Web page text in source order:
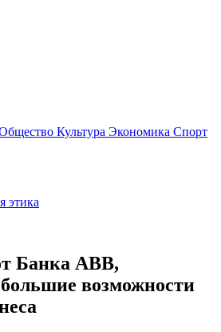
Культура Экономика Спорт
этика
Банка ABB,
возможности